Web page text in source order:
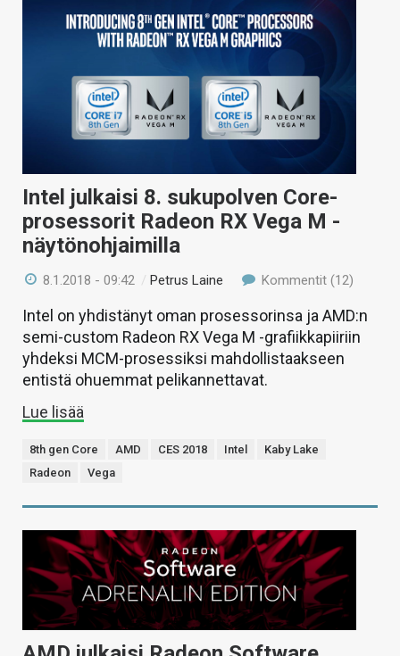
Intel julkaisi 8. sukupolven Core-
prosessorit Radeon RX Vega M -
näytönohjaimilla
8.1.2018 - 09:42 /Petrus Laine Kommentit (12)
Intel on yhdistänyt oman prosessorinsa ja AMD:n
semi-custom Radeon RX Vega M -grafiikkapiiriin
yhdeksi MCM-prosessiksi mahdollistaakseen
entistä ohuemmat pelikannettavat.
Lue lisää
8th gen Core AMD CES 2018 Intel
Kaby Lake
Radeon
Vega